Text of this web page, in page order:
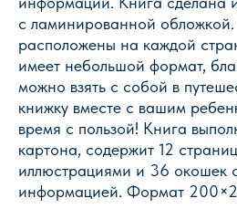
с ламинированной
расположены на каждой
имеет небольшой формат,
можно взять с собой в
книжку вместе с вашим
время с пользой! Книга
картона, содержит 12
иллюстрациями и 36 окошек
информацией. Формат
г. Пермь, ул. Леонова, 10
+7 (342) 226-44-10
+7 902 478-01-11
Магазин Книги «Лира»
пн-пт 10.00 - 19.00
сб 10.00 - 18.00
без обеда